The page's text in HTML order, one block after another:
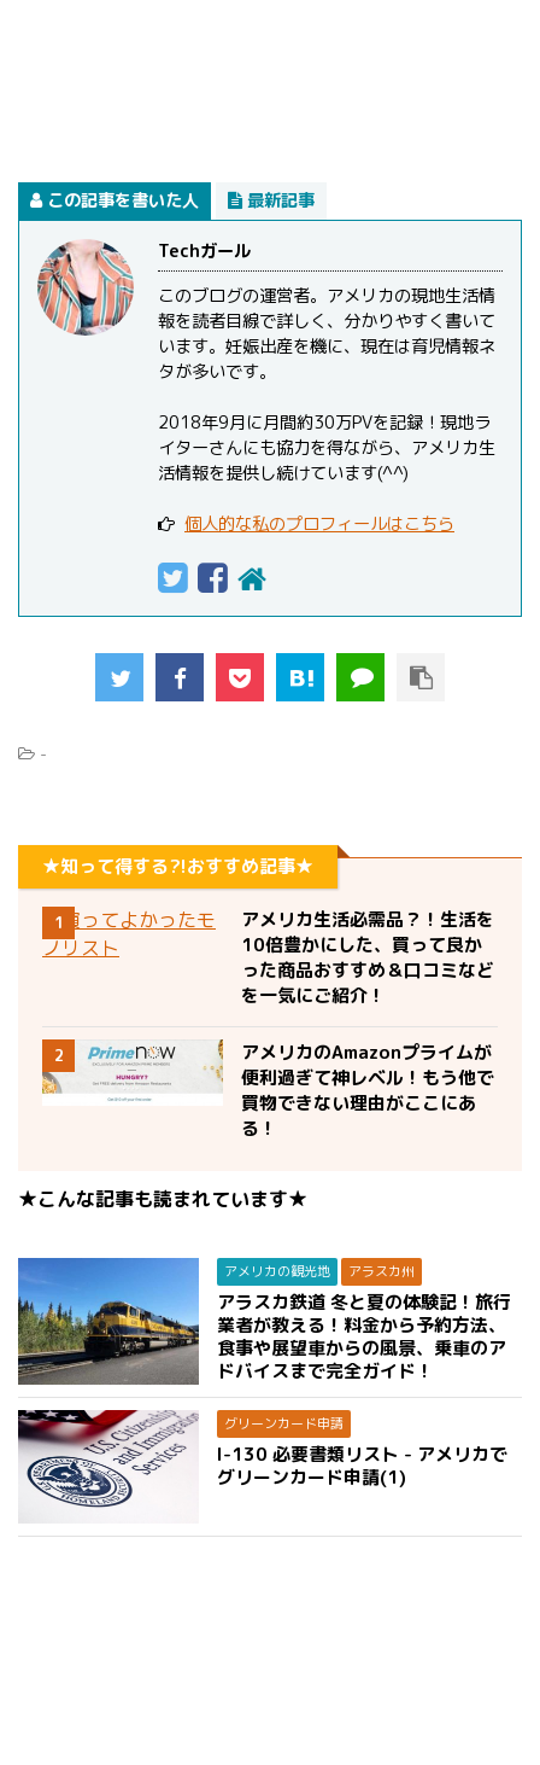
この記事を書いた人 最新記事
Techガール
このブログの運営者。アメリカの現地生活情
報を読者目線で詳しく、分かりやすく書いて
います。妊娠出産を機に、現在は育児情報ネ
タが多いです。
2018年9月に月間約30万PVを記録！現地ラ
イターさんにも協力を得ながら、アメリカ生
活情報を提供し続けています(^^)
個人的な私のプロフィールはこちら
-
★知って得する?!おすすめ記事★
1
アメリカ生活必需品？！生活を
10倍豊かにした、買って良か
った商品おすすめ＆口コミなど
を一気にご紹介！
2
アメリカのAmazonプライムが
便利過ぎて神レベル！もう他で
買物できない理由がここにあ
る！
★こんな記事も読まれています★
アメリカの観光地 アラスカ州
アラスカ鉄道 冬と夏の体験記！旅行
業者が教える！料金から予約方法、
食事や展望車からの風景、乗車のア
ドバイスまで完全ガイド！
グリーンカード申請
I-130 必要書類リスト - アメリカで
グリーンカード申請(1)